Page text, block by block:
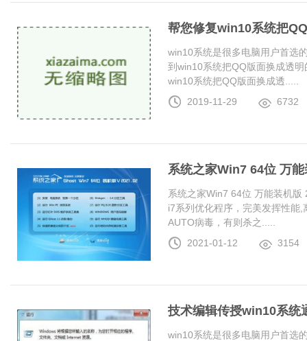
帮您修复win10系统把
win10系统是很多电脑用户首选
到win10系统把QQ版面换成透
win10系统把QQ版面换成透.....
2019-11-29
6732
系统之家Win7 64位 万
系统之家Win7 64位 万能装机
i7系列优化程序，完美发挥性能
AUTO病毒，有则杀之.....
2021-01-12
3154
技术编辑传授win10系统
win10系统是很多电脑用户首选